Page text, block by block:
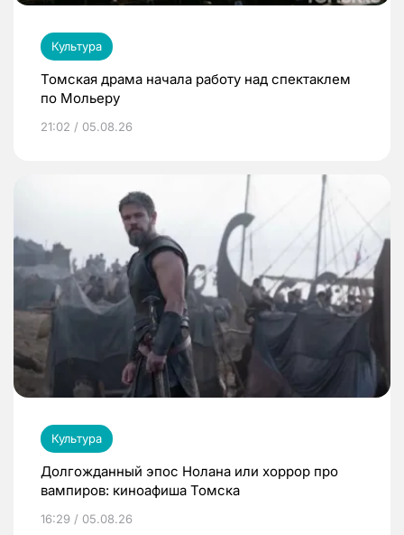
Культура
Томская драма начала работу над спектаклем
по Мольеру
21:02 / 05.08.26
Культура
Долгожданный эпос Нолана или хоррор про
вампиров: киноафиша Томска
16:29 / 05.08.26